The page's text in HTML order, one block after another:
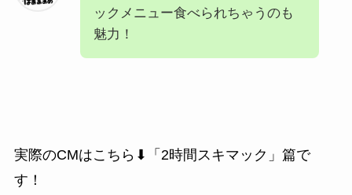
ックメニュー食べられちゃうのも
魅力！
実際のCMはこちら⬇「2時間スキマック」篇で
す！